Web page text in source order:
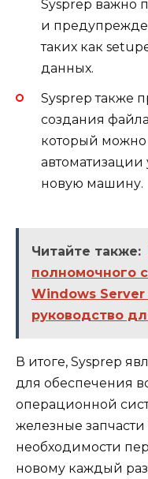
Sysprep важно
и
таких как
данных.
Sysprep также
создания
который можно
автоматизации
новую машину.
Читайте также:
полномочного
Windows
руководство
В итоге, Sysprep
для обеспечения
операционной
железные
необходимости
новому каждый